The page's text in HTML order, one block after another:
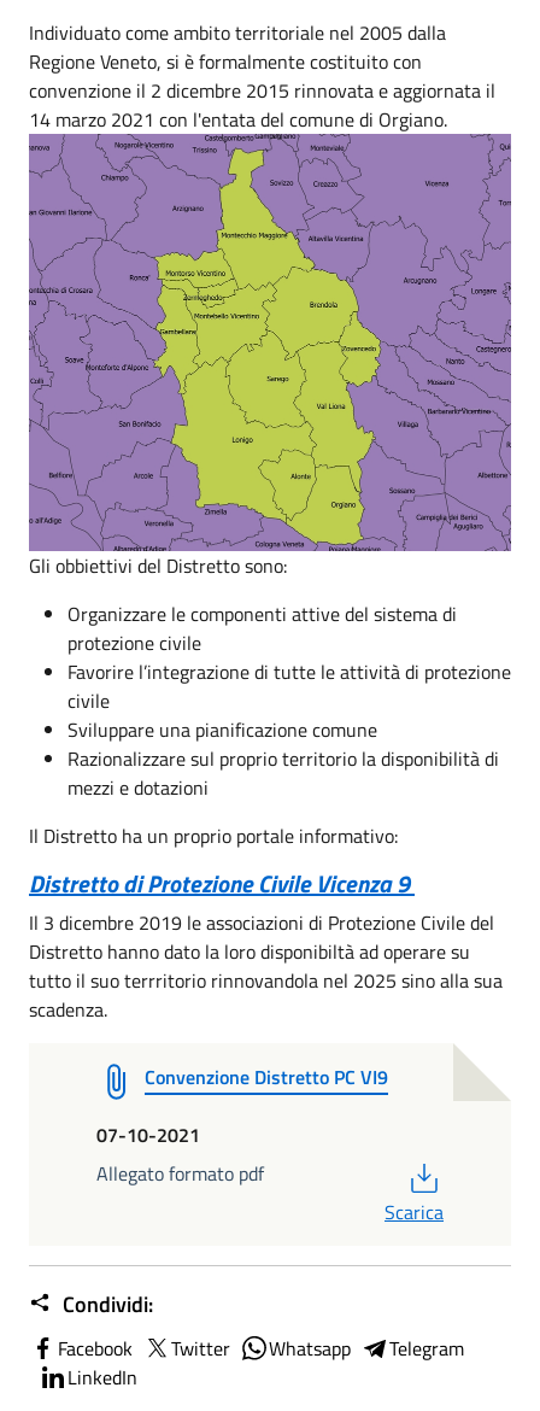
Individuato come ambito territoriale nel 2005 dalla
Regione Veneto, si è formalmente costituito con
convenzione il 2 dicembre 2015 rinnovata e aggiornata il
14 marzo 2021 con l'entata del comune di Orgiano.
Gli obbiettivi del Distretto sono:
Organizzare le componenti attive del sistema di
protezione civile
Favorire l’integrazione di tutte le attività di protezione
civile
Sviluppare una pianificazione comune
Razionalizzare sul proprio territorio la disponibilità di
mezzi e dotazioni
Il Distretto ha un proprio portale informativo:
Distretto di Protezione Civile Vicenza 9
Il 3 dicembre 2019 le associazioni di Protezione Civile del
Distretto hanno dato la loro disponibiltà ad operare su
tutto il suo terrritorio rinnovandola nel 2025 sino alla sua
scadenza.
Convenzione Distretto PC VI9
07-10-2021
Allegato formato pdf
Scarica
Condividi:
Facebook Twitter Whatsapp
Telegram
LinkedIn